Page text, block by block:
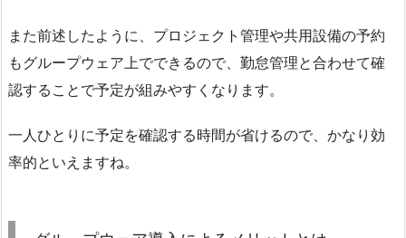
また前述したように、プロジェクト管理や共用設備の予約
もグループウェア上でできるので、勤怠管理と合わせて確
認することで予定が組みやすくなります。
一人ひとりに予定を確認する時間が省けるので、かなり効
率的といえますね。